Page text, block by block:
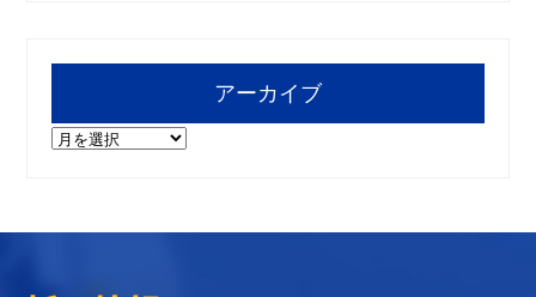
アーカイブ
ア
イ